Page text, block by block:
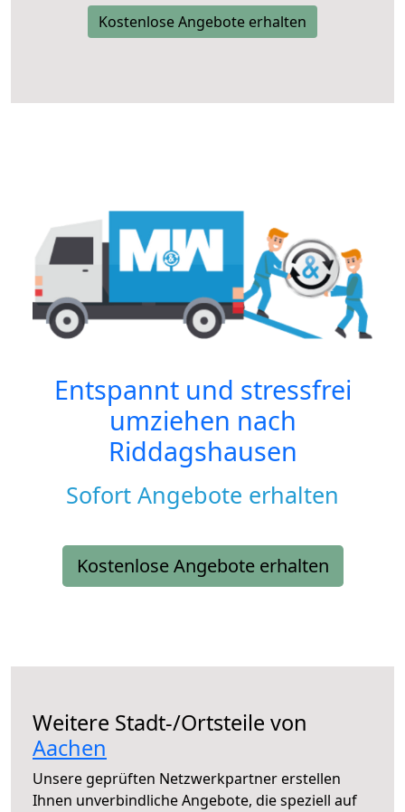
Kostenlose Angebote erhalten
Entspannt und stressfrei
umziehen nach
Riddagshausen
Sofort Angebote erhalten
Kostenlose Angebote erhalten
Weitere Stadt-/Ortsteile von
Aachen
Unsere geprüften Netzwerkpartner erstellen
Ihnen unverbindliche Angebote, die speziell auf